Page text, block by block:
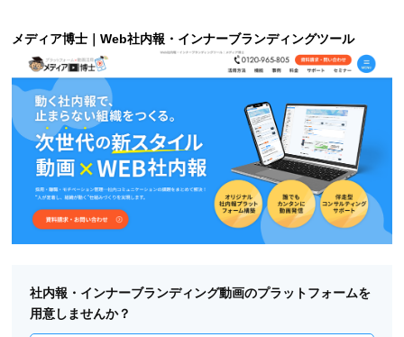
メディア博士｜Web社内報・インナーブランディングツール
社内報・インナーブランディング動画のプラットフォームを
用意しませんか？